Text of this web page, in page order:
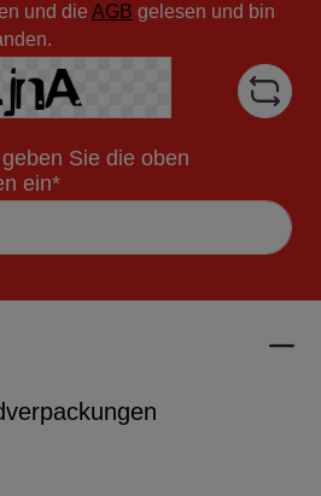
und die AGB gelesen und bin
Sie die oben
ein*